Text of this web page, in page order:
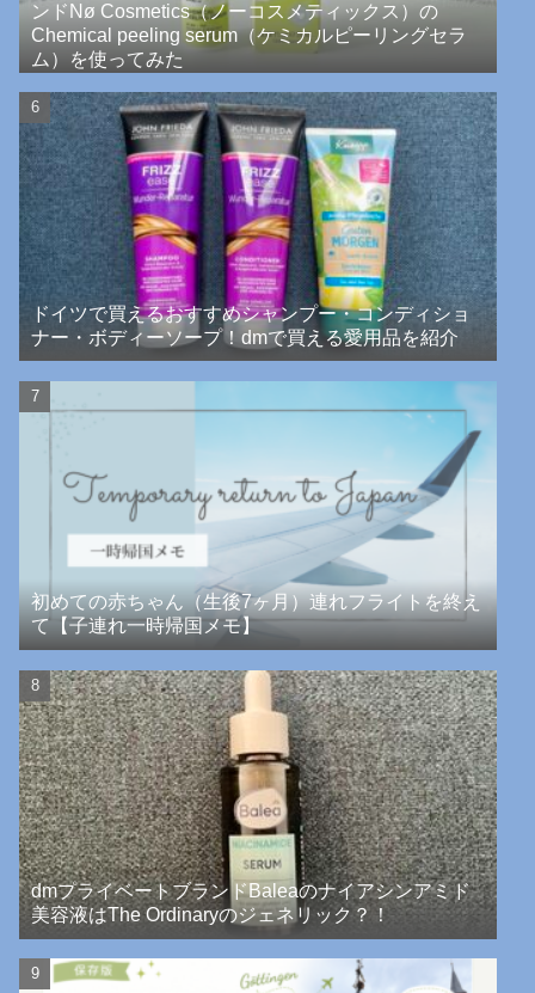
ンドNø Cosmetics（ノーコスメティックス）の
Chemical peeling serum（ケミカルピーリングセラ
ム）を使ってみた
ドイツで買えるおすすめシャンプー・コンディショ
ナー・ボディーソープ！dmで買える愛用品を紹介
初めての赤ちゃん（生後7ヶ月）連れフライトを終え
て【子連れ一時帰国メモ】
dmプライベートブランドBaleaのナイアシンアミド
美容液はThe Ordinaryのジェネリック？！